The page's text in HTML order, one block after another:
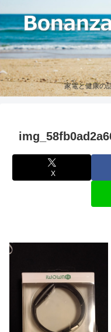
家電と健康の
X